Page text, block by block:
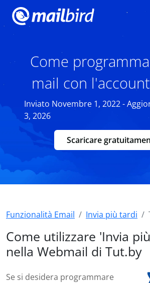
Come
mail con
Inviato Novembre 1, 2022 -
3, 2026
Scaricare
Funzionalità Email Invia più tardi
Come utilizzare 'Invia
nella Webmail di Tut.by
Se si desidera programmare